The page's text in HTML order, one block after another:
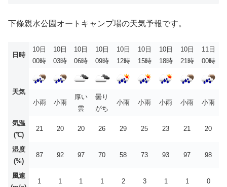
下條親水公園オートキャンプ場の天気予報です。
日時
10日
00時
10日
03時
10日
06時
10日
09時
10日
12時
10日
15時
10日
18時
10日
21時
11日
00時
天気
小雨
小雨
厚い
雲
曇り
がち
小雨 小雨 小雨 小雨 小雨
気温
(℃)
21 20 20 26 29 25 23 21 20
湿度
(%)
87 92 97 70 58 73 93 97 98
風速
1 1 1 1 2 3 1 1 0